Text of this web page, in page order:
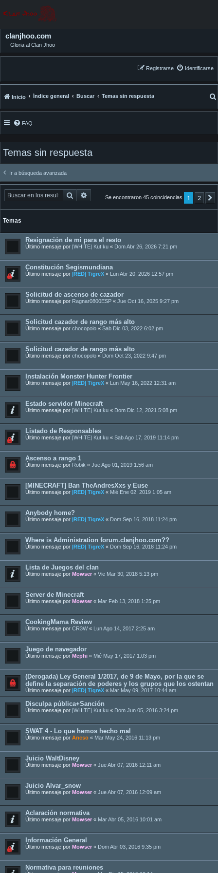
clanjhoo.com
Gloria al Clan Jhoo
Identificarse
Registrarse
Inicio Índice general Buscar Temas sin respuesta
FAQ
Temas sin respuesta
Ir a búsqueda avanzada
Buscar Búsqueda avanzada
Se encontraron 45 coincidencias 1 2
Temas
Resignación de mi para el resto
Último mensaje por |WHITE| Kut ku « Dom Abr 26, 2026 7:21 pm
Constitución Segismundiana
Último mensaje por |RED| TigreX « Lun Abr 20, 2026 12:57 pm
Solicitud de ascenso de cazador
Último mensaje por Ragnar0800ESP « Jue Oct 16, 2025 9:27 pm
Solicitud cazador de rango más alto
Último mensaje por chocopolo « Sab Dic 03, 2022 6:02 pm
Solicitud cazador de rango más alto
Último mensaje por chocopolo « Dom Oct 23, 2022 9:47 pm
Instalación Monster Hunter Frontier
Último mensaje por |RED| TigreX « Lun May 16, 2022 12:31 am
Estado servidor Minecraft
Último mensaje por |WHITE| Kut ku « Dom Dic 12, 2021 5:08 pm
Listado de Responsables
Último mensaje por |WHITE| Kut ku « Sab Ago 17, 2019 11:14 pm
Ascenso a rango 1
Último mensaje por Robik « Jue Ago 01, 2019 1:56 am
[MINECRAFT] Ban TheAndresXxs y Euse
Último mensaje por |RED| TigreX « Mié Ene 02, 2019 1:05 am
Anybody home?
Último mensaje por |RED| TigreX « Dom Sep 16, 2018 11:24 pm
Where is Administration forum.clanjhoo.com??
Último mensaje por |RED| TigreX « Dom Sep 16, 2018 11:24 pm
Lista de Juegos del clan
Último mensaje por Mowser « Vie Mar 30, 2018 5:13 pm
Server de Minecraft
Último mensaje por Mowser « Mar Feb 13, 2018 1:25 pm
CookingMama Review
Último mensaje por CR3W« Lun Ago 14, 2017 2:25 am
Juego de navegador
Último mensaje por Mephi « Mié May 17, 2017 1:03 pm
(Derogada) Ley General 1/2017, de 9 de Mayo, por la que se
define la separación de poderes y los grupos que los ostentan
Último mensaje por |RED| TigreX « Mar May 09, 2017 10:44 am
Disculpa pública+Sanción
Último mensaje por |WHITE| Kut ku « Dom Jun 05, 2016 3:24 pm
SWAT 4 - Lo que hemos hecho mal
Último mensaje por Ancso « Mar May 24, 2016 11:13 pm
Juicio WaltDisney
Último mensaje por Mowser « Jue Abr 07, 2016 12:11 am
Juicio Alvar_snow
Último mensaje por Mowser « Jue Abr 07, 2016 12:09 am
Aclaración normativa
Último mensaje por Mowser « Mar Abr 05, 2016 10:01 am
Información General
Último mensaje por Mowser « Dom Abr 03, 2016 9:35 pm
Normativa para reuniones